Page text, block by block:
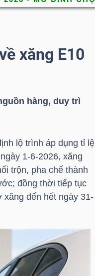
xăng E10
hàng, duy trì
lộ trình áp dụng tỉ lệ
1-6-2026, xăng
trộn, pha chế thành
đồng thời tiếp tục
xăng đến hết ngày 31-